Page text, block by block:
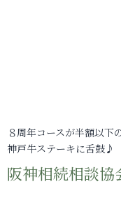
８周年コースが半額以下
神戸牛ステーキに舌鼓♪
阪神相続相談協